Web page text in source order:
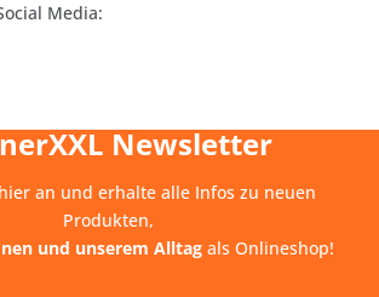
Media:
Newsletter
an und erhalte alle Infos zu neuen
Produkten,
und unserem Alltagals Onlineshop!